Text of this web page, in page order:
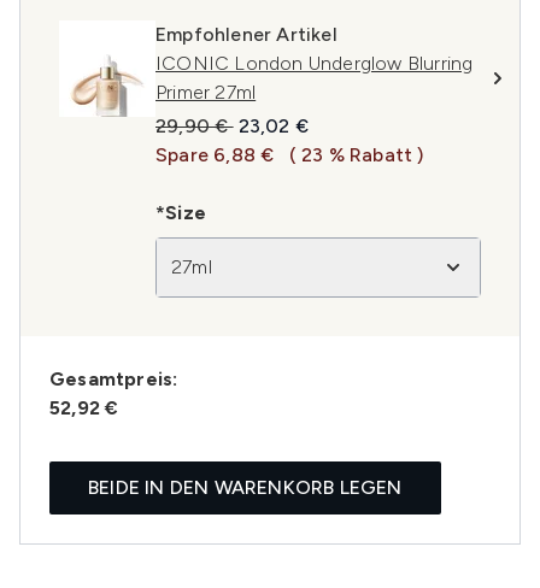
Empfohlener Artikel
ICONIC London Underglow Blurring
Primer 27ml
Unverbindliche Preisempfehlung:
29,90 € Aktueller Preis:
23,02 €
Spare 6,88 €
( 23 % Rabatt )
*Size
27ml
Gesamtpreis:
52,92 €
BEIDE IN DEN WARENKORB LEGEN